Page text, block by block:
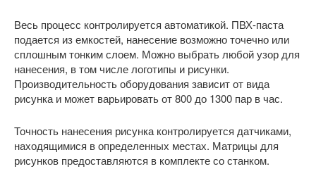
Весь процесс контролируется автоматикой. ПВХ-паста
подается из емкостей, нанесение возможно точечно или
сплошным тонким слоем. Можно выбрать любой узор для
нанесения, в том числе логотипы и рисунки.
Производительность оборудования зависит от вида
рисунка и может варьировать от 800 до 1300 пар в час.
Точность нанесения рисунка контролируется датчиками,
находящимися в определенных местах. Матрицы для
рисунков предоставляются в комплекте со станком.